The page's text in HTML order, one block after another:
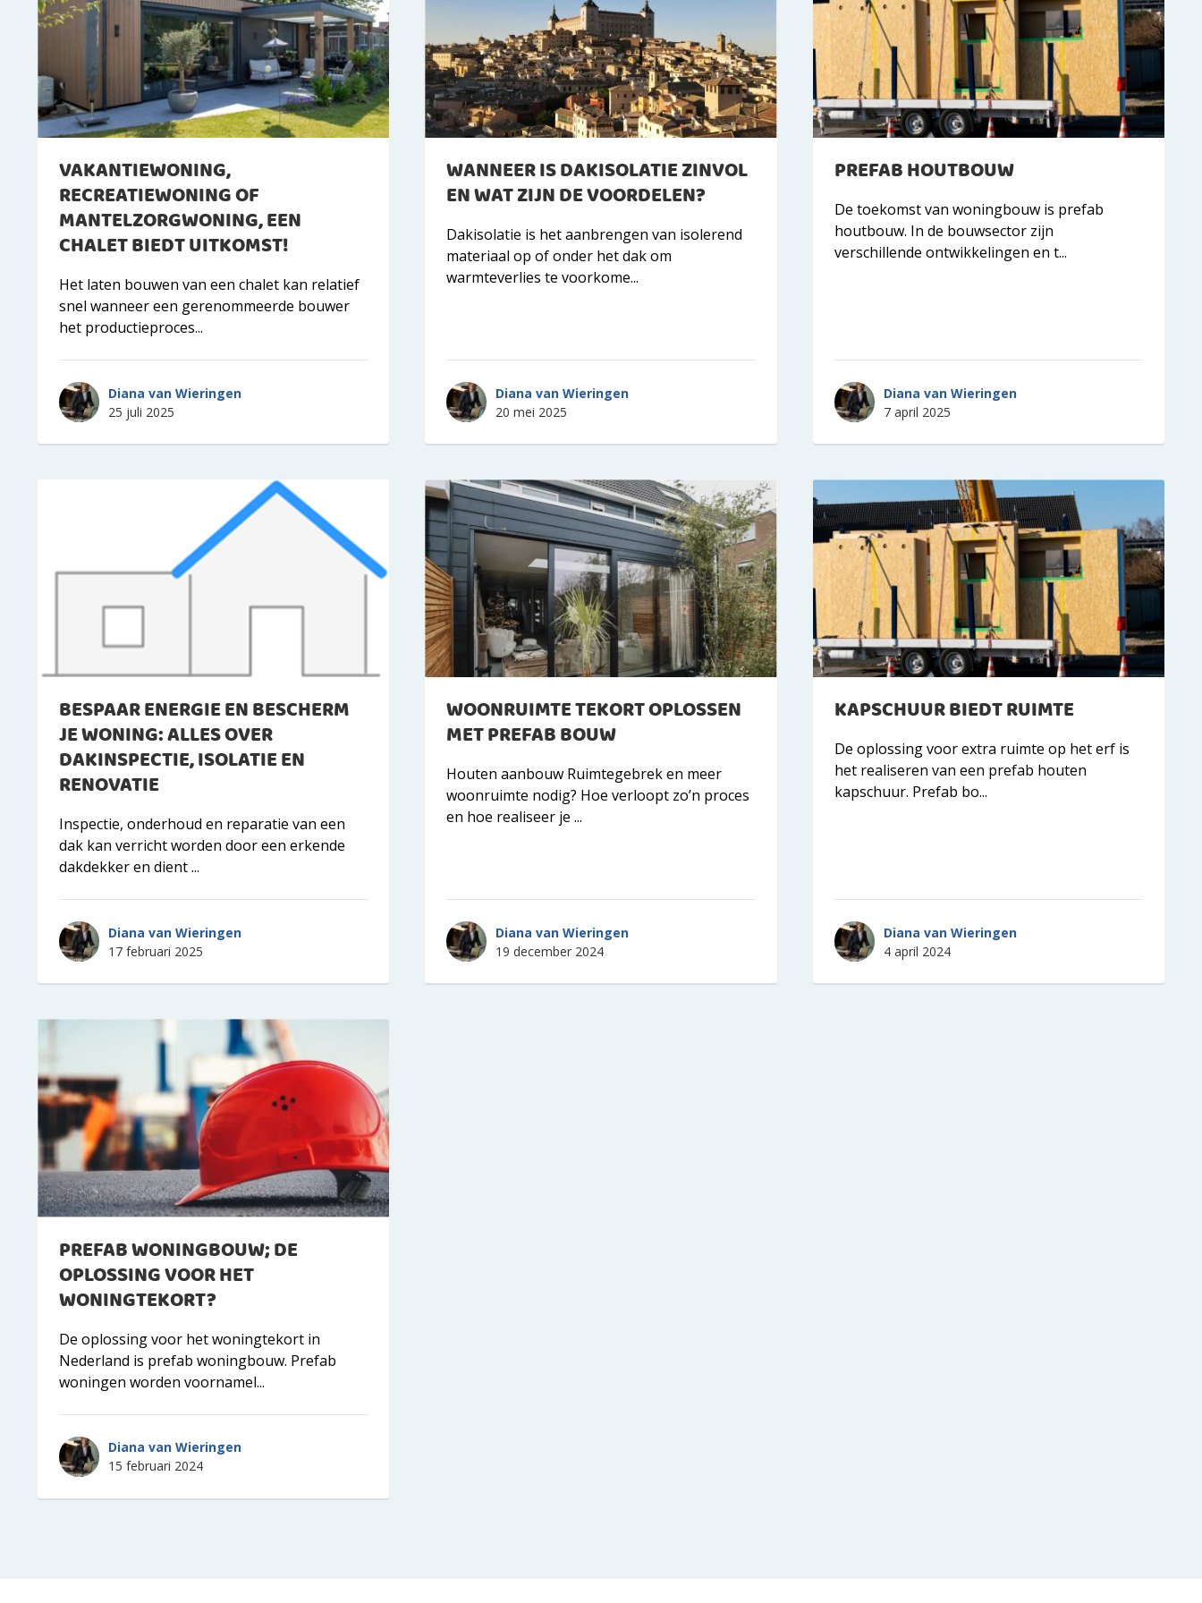
VAKANTIEWONING,
RECREATIEWONING OF
MANTELZORGWONING, EEN
CHALET BIEDT UITKOMST!
Het laten bouwen van een chalet kan relatief
snel wanneer een gerenommeerde bouwer
het productieproces...
Diana van Wieringen
25 juli 2025
WANNEER IS DAKISOLATIE ZINVOL
EN WAT ZIJN DE VOORDELEN?
Dakisolatie is het aanbrengen van isolerend
materiaal op of onder het dak om
warmteverlies te voorkome...
Diana van Wieringen
20 mei 2025
PREFAB HOUTBOUW
De toekomst van woningbouw is prefab
houtbouw. In de bouwsector zijn
verschillende ontwikkelingen en t...
Diana van Wieringen
7 april 2025
BESPAAR ENERGIE EN BESCHERM
JE WONING: ALLES OVER
DAKINSPECTIE, ISOLATIE EN
RENOVATIE
Inspectie, onderhoud en reparatie van een
dak kan verricht worden door een erkende
dakdekker en dient ...
Diana van Wieringen
17 februari 2025
WOONRUIMTE TEKORT OPLOSSEN
MET PREFAB BOUW
Houten aanbouw Ruimtegebrek en meer
woonruimte nodig? Hoe verloopt zo’n proces
en hoe realiseer je ...
Diana van Wieringen
19 december 2024
KAPSCHUUR BIEDT RUIMTE
De oplossing voor extra ruimte op het erf is
het realiseren van een prefab houten
kapschuur. Prefab bo...
Diana van Wieringen
4 april 2024
PREFAB WONINGBOUW; DE
OPLOSSING VOOR HET
WONINGTEKORT?
De oplossing voor het woningtekort in
Nederland is prefab woningbouw. Prefab
woningen worden voornamel...
Diana van Wieringen
15 februari 2024